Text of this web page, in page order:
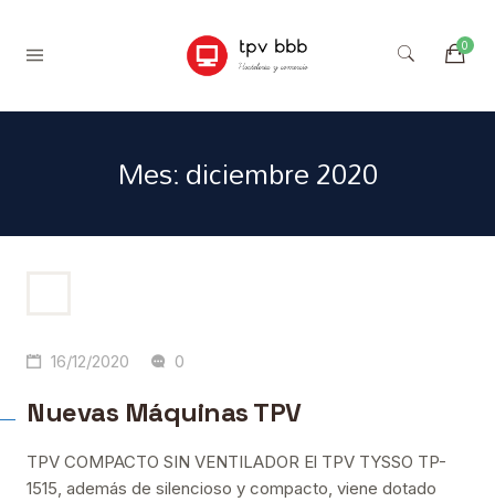
Mes:diciembre 2020
16/12/2020 0
Nuevas Máquinas TPV
TPV COMPACTO SIN VENTILADOR El TPV TYSSO TP-
1515, además de silencioso y compacto, viene dotado